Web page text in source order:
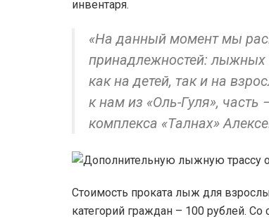
инвентаря.
«На данный момент мы
принадлежностей:
как на детей, так и на
к нам из «Оль-Гуля», часть
комплекса «Талнах»
Стоимость проката лыж для
категорий граждан – 100 рублей.